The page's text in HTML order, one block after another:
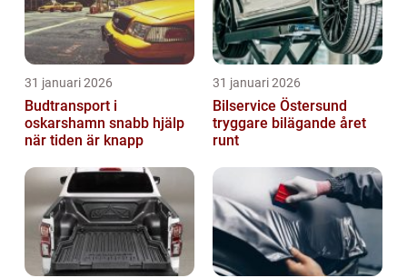
31 januari 2026
Budtransport i
oskarshamn snabb hjälp
när tiden är knapp
31 januari 2026
Bilservice Östersund
tryggare bilägande året
runt